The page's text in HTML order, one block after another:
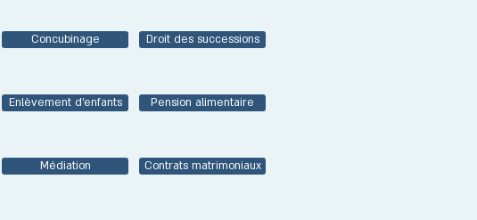
Concubinage Droit des successions
Enlèvement d'enfants Pension alimentaire
Médiation Contrats matrimoniaux